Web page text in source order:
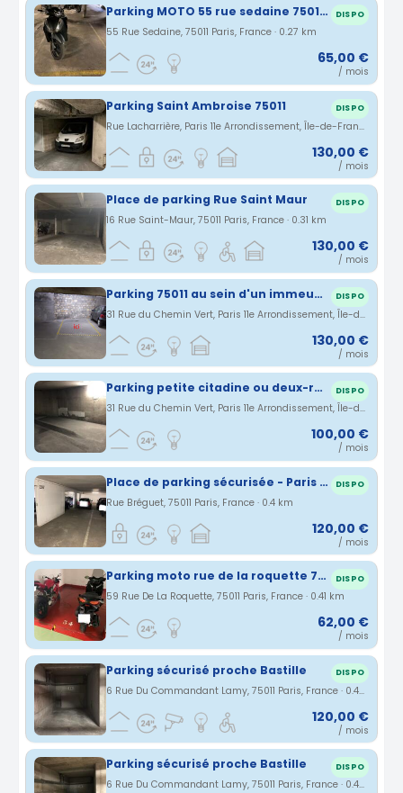
Parking MOTO 55 rue sedaine 75011 Paris DISPO
55 Rue Sedaine, 75011 Paris, France · 0.27 km
65,00 €
/ mois
Parking Saint Ambroise 75011 DISPO
Rue Lacharrière, Paris 11e Arrondissement, Île-de-France, France · 0.29 km
130,00 €
/ mois
Place de parking Rue Saint Maur DISPO
16 Rue Saint-Maur, 75011 Paris, France · 0.31 km
130,00 €
/ mois
Parking 75011 au sein d'un immeuble résidentiel. DISPO
31 Rue du Chemin Vert, Paris 11e Arrondissement, Île-de-France, France · 0.36 km
130,00 €
/ mois
Parking petite citadine ou deux-roues Paris Bastille DISPO
31 Rue du Chemin Vert, Paris 11e Arrondissement, Île-de-France, France · 0.36 km
100,00 €
/ mois
Place de parking sécurisée - Paris 11e DISPO
Rue Bréguet, 75011 Paris, France · 0.4 km
120,00 €
/ mois
Parking moto rue de la roquette 75011 Paris DISPO
59 Rue De La Roquette, 75011 Paris, France · 0.41 km
62,00 €
/ mois
Parking sécurisé proche Bastille DISPO
6 Rue Du Commandant Lamy, 75011 Paris, France · 0.49 km
120,00 €
/ mois
Parking sécurisé proche Bastille DISPO
6 Rue Du Commandant Lamy, 75011 Paris, France · 0.49 km